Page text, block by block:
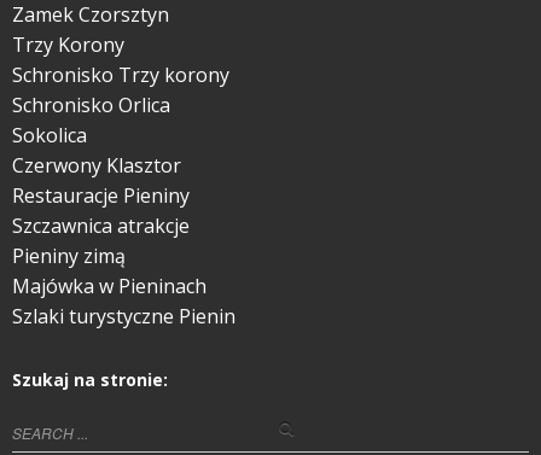
Zamek Czorsztyn
Trzy Korony
Schronisko Trzy korony
Schronisko Orlica
Sokolica
Czerwony Klasztor
Restauracje Pieniny
Szczawnica atrakcje
Pieniny zimą
Majówka w Pieninach
Szlaki turystyczne Pienin
Szukaj na stronie: